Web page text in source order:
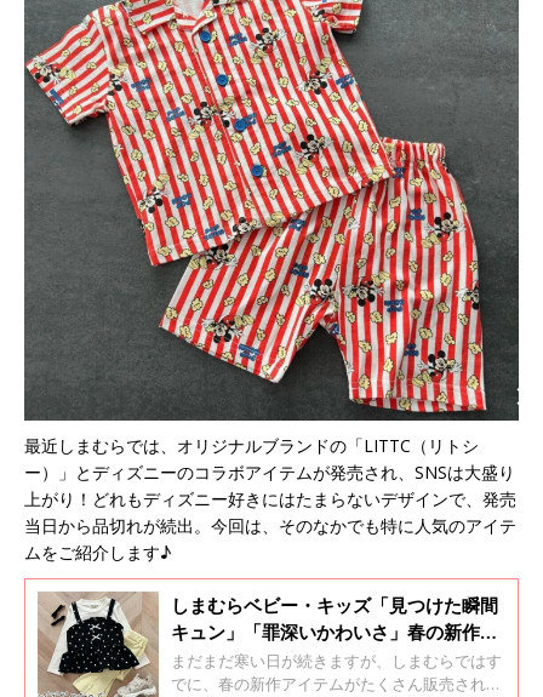
最近しまむらでは、オリジナルブランドの「LITTC（リトシ
ー）」とディズニーのコラボアイテムが発売され、SNSは大盛り
上がり！どれもディズニー好きにはたまらないデザインで、発売
当日から品切れが続出。今回は、そのなかでも特に人気のアイテ
ムをご紹介します♪
しまむらベビー・キッズ「見つけた瞬間
キュン」「罪深いかわいさ」春の新作ア
イテム5選
まだまだ寒い日が続きますが、しまむらではす
でに、春の新作アイテムがたくさん販売されて